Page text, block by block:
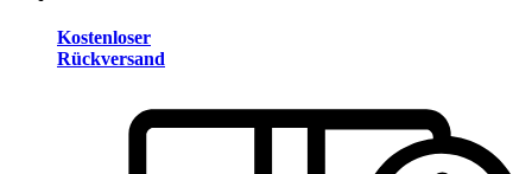
Kostenloser
Rückversand